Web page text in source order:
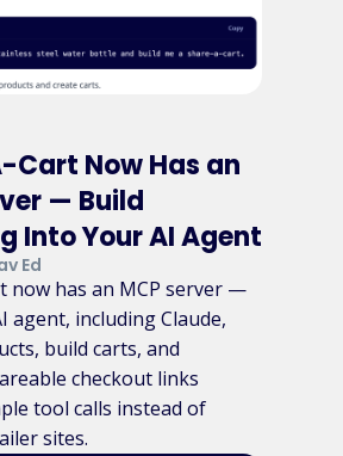
Cart Now Has an
— Build
Into Your AI Agent
Ed
now has an MCP server —
agent, including Claude,
build carts, and
checkout links
tool calls instead of
sites.